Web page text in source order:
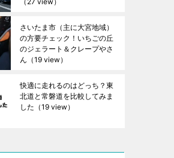
さいたま市（主に大宮地域）
の方要チェック！いちごの丘
のジェラート＆クレープやさ
ん （19 view）
快適に走れるのはどっち？東
北道と常磐道を比較してみま
した （19 view）